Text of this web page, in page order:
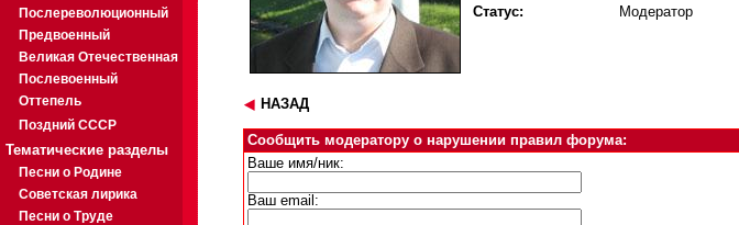
Послереволюционный
Предвоенный
Великая Отечественная
Послевоенный
Оттепель
Поздний СССР
Тематические разделы
Песни о Родине
Советская лирика
Песни о Труде
Статус:
Модератор
НАЗАД
Сообщить модератору о нарушении правил форума:
Ваше имя/ник:
Ваш email: